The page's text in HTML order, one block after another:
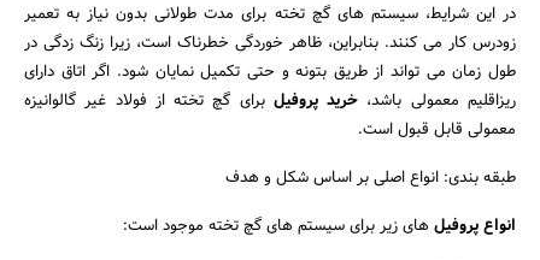
جستجو
در این شرایط، سیستم های گچ تخته برای مدت طولانی بدون نیاز به تعمیر
زودرس کار می کنند. بنابراین، ظاهر خوردگی خطرناک است، زیرا زنگ زدگی در
طول زمان می تواند از طریق بتونه و حتی تکمیل نمایان شود. اگر اتاق دارای
ریزاقلیم معمولی باشد، خرید پروفیل برای گچ تخته از فولاد غیر گالوانیزه
معمولی قابل قبول است.
طبقه بندی: انواع اصلی بر اساس شکل و هدف
انواع پروفیل های زیر برای سیستم های گچ تخته موجود است: